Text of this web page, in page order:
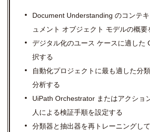
Document Understanding のコンテ
ュメント オブジェクト モデルの概要
デジタル化のユース ケースに適した
択する
自動化プロジェクトに最も適した分
分析する
UiPath Orchestrator またはアクショ
人による検証手順を設定する
分類器と抽出器を再トレーニングし